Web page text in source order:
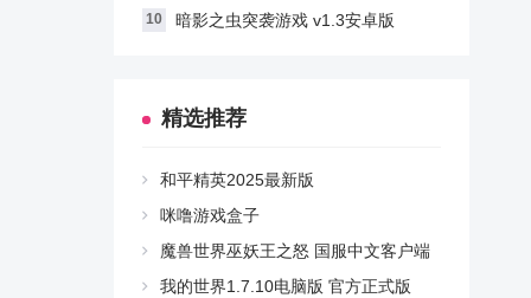
暗影之虫突袭游戏 v1.3安卓版
精选推荐
和平精英2025最新版
咪噜游戏盒子
魔兽世界巫妖王之怒 国服中文客户端
我的世界1.7.10电脑版 官方正式版